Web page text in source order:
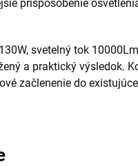
prispôsobenie
svetelný tok
a praktický výsledok.
začlenenie do